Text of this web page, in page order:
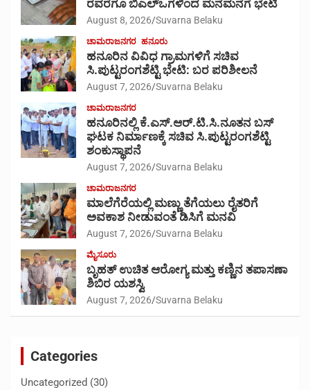
ರವರೆಗೂ ಬಿಎಲ್‍ಒಗಳಿಂದ ಮನೆಮನೆಗೆ ಭೇಟಿ
August 8, 2026 Suvarna Belaku
ಚಾಮರಾಜನಗರ ಹನೂರು
ಹನೂರಿನ ವಿವಿಧ ಗ್ರಾಮಗಳಿಗೆ ಸಚಿವ
ಸಿ.ಪುಟ್ಟರಂಗಶೆಟ್ಟಿ ಭೇಟಿ: ಬರ ಪರಿಶೀಲನೆ
August 7, 2026 Suvarna Belaku
ಚಾಮರಾಜನಗರ
ಹನೂರಿನಲ್ಲಿ ಕೆ.ಎಸ್.ಆರ್.ಟಿ.ಸಿ.ನೂತನ ಬಸ್
ಘಟಕ ನಿರ್ಮಾಣಕ್ಕೆ ಸಚಿವ ಸಿ.ಪುಟ್ಟರಂಗಶೆಟ್ಟಿ
ಶಂಕುಸ್ಥಾಪನೆ
August 7, 2026 Suvarna Belaku
ಚಾಮರಾಜನಗರ
ಮಾಲೆಗೆರೆಯಲ್ಲಿ ಮಣ್ಣು ತೆಗೆಯಲು ರೈತರಿಗೆ
ಅವಕಾಶ ನೀಡುವಂತೆ ಡಿಸಿಗೆ ಮನವಿ
August 7, 2026 Suvarna Belaku
ಮೈಸೂರು
ಬೃಹತ್ ಉಚಿತ ಆರೋಗ್ಯ ಮತ್ತು ಕಣ್ಣಿನ ತಪಾಸಣಾ
ಶಿಬಿರ ಯಶಸ್ವಿ
August 7, 2026 Suvarna Belaku
Categories
Uncategorized (30)